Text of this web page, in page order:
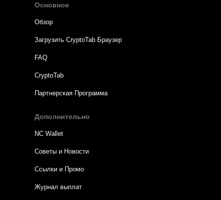
Основное
Обзор
Загрузить CryptoTab Браузер
FAQ
CryptoTab
Партнерская Программа
Дополнительно
NC Wallet
Советы и Новости
Ссылки и Промо
Журнал выплат